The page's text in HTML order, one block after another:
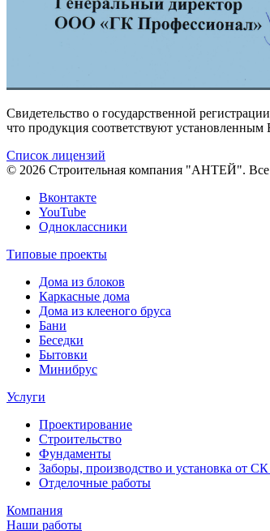
Свидетельство о государственной
что продукция соответствуют
Список лицензий
© 2026 Строительная компания "АНТЕЙ".
Вконтакте
YouTube
Одноклассники
Типовые проекты
Дома из блоков
Каркасные дома
Дома из клееного бруса
Бани
Беседки
Бытовки
Минибрус
Услуги
Проектирование
Строительство
Фундаменты
Заборы, производство и установка от
Отделочные работы
Компания
Наши работы